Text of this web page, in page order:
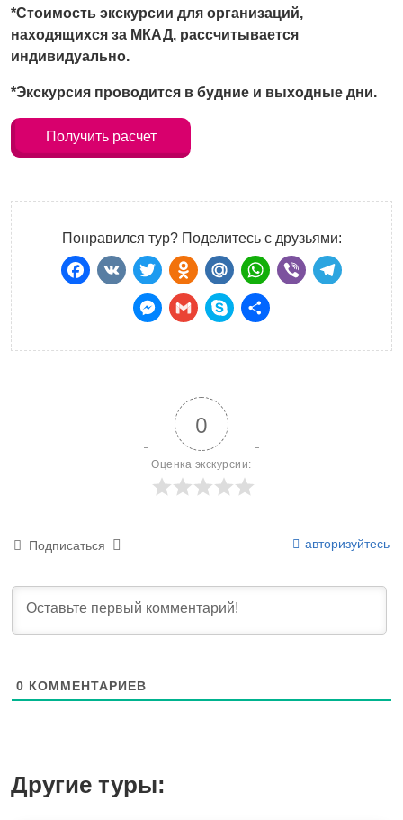
*Стоимость экскурсии для организаций,
находящихся за МКАД, рассчитывается
индивидуально.
*Экскурсия проводится в будние и выходные дни.
Получить расчет
Понравился тур? Поделитесь с друзьями:
Facebook
VKTwitter
Odnoklassniki
Mail.Ru
WhatsApp
Отправить
0
Оценка экскурсии:
Подписаться авторизуйтесь
0 КОММЕНТАРИЕВ
Другие туры: